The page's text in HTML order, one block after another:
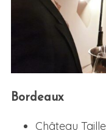
Bordeaux
Château